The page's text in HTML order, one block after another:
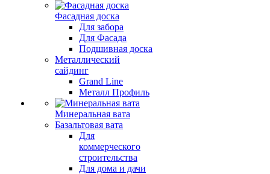
Фасадная доска
Для забора
Для Фасада
Подшивная доска
Металлический
сайдинг
Grand Line
Металл Профиль
Минеральная вата
Базальтовая вата
Для
коммерческого
строительства
Для дома и дачи